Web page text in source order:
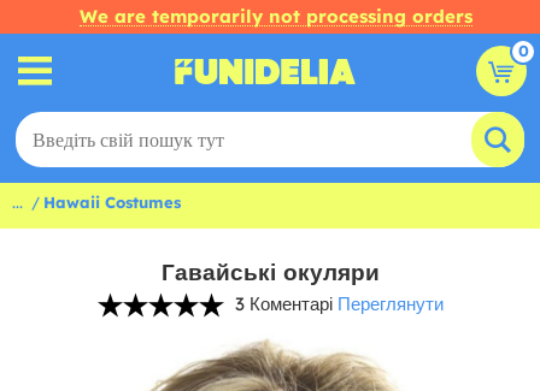
We are temporarily not processing orders
0
... Hawaii Costumes
Гавайські окуляри
3 Коментарі Переглянути